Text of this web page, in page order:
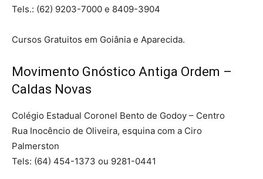
Tels.: (62) 9203-7000 e 8409-3904
Cursos Gratuitos em Goiânia e Aparecida.
Movimento Gnóstico Antiga Ordem –
Caldas Novas
Colégio Estadual Coronel Bento de Godoy – Centro
Rua Inocêncio de Oliveira, esquina com a Ciro
Palmerston
Tels: (64) 454-1373 ou 9281-0441